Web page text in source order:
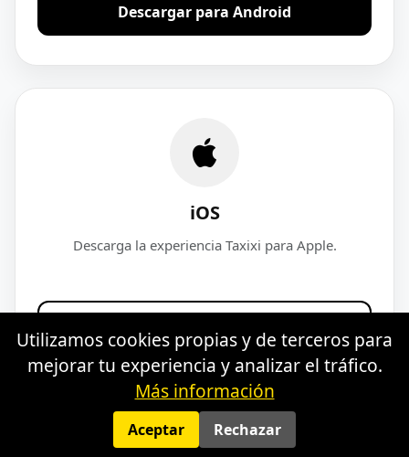
Descargar para Android
iOS
Descarga la experiencia Taxixi para Apple.
Privacidad Cookies
Utilizamos cookies propias y de terceros para
mejorar tu experiencia y analizar el tráfico.
Más información
Aceptar Rechazar